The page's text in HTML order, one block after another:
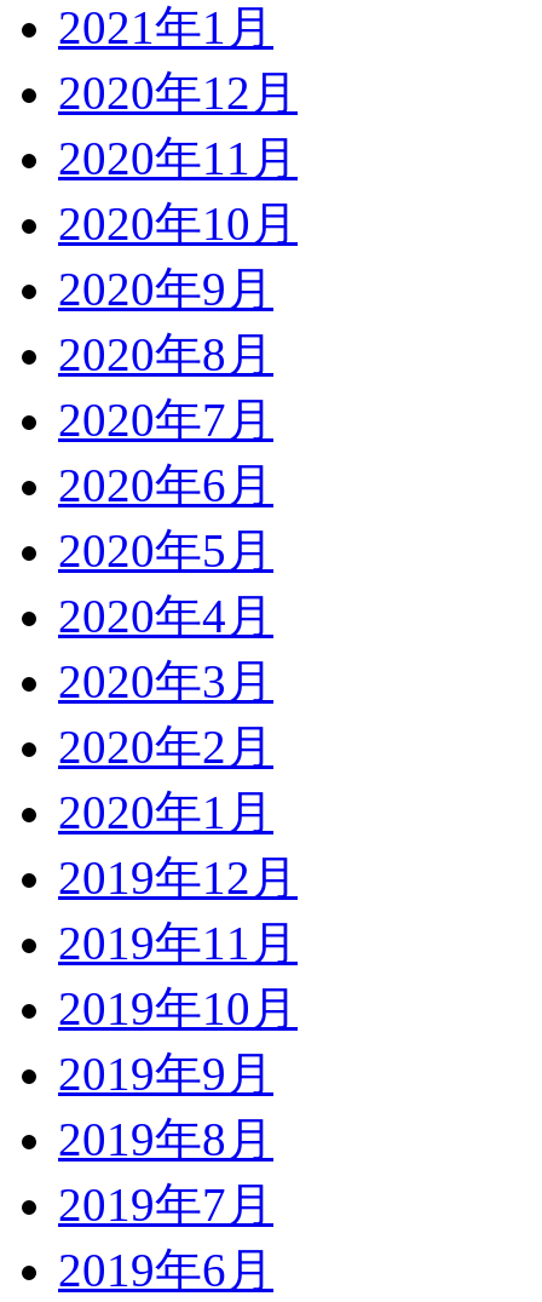
2021年1月
2020年12月
2020年11月
2020年10月
2020年9月
2020年8月
2020年7月
2020年6月
2020年5月
2020年4月
2020年3月
2020年2月
2020年1月
2019年12月
2019年11月
2019年10月
2019年9月
2019年8月
2019年7月
2019年6月